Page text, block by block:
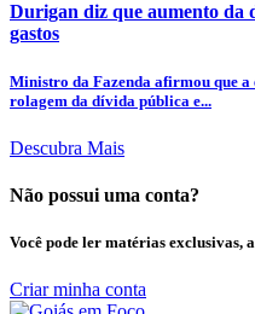
Durigan diz que aumento da
gastos
Ministro da Fazenda afirmou que a
rolagem da dívida pública e...
Descubra Mais
Não possui uma conta?
Você pode ler matérias exclusivas,
Criar minha conta